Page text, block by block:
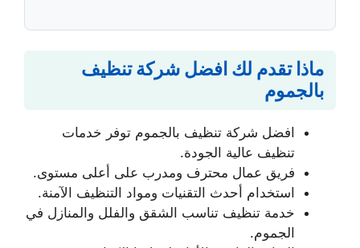
ماذا تقدم لك افضل شركة تنظيف
بالجموم
افضل شركة تنظيف بالجموم توفر خدمات
تنظيف عالية الجودة.
فريق عمال محترف ومدرب على أعلى مستوى.
استخدام أحدث التقنيات ومواد التنظيف الآمنة.
خدمة تنظيف تناسب الشقق والفلل والمنازل في
الجموم.